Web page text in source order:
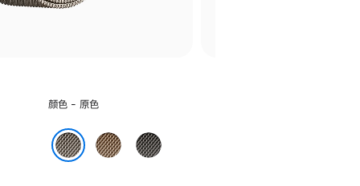
选
颜
色:
颜色 - 原色
金
色
石
板